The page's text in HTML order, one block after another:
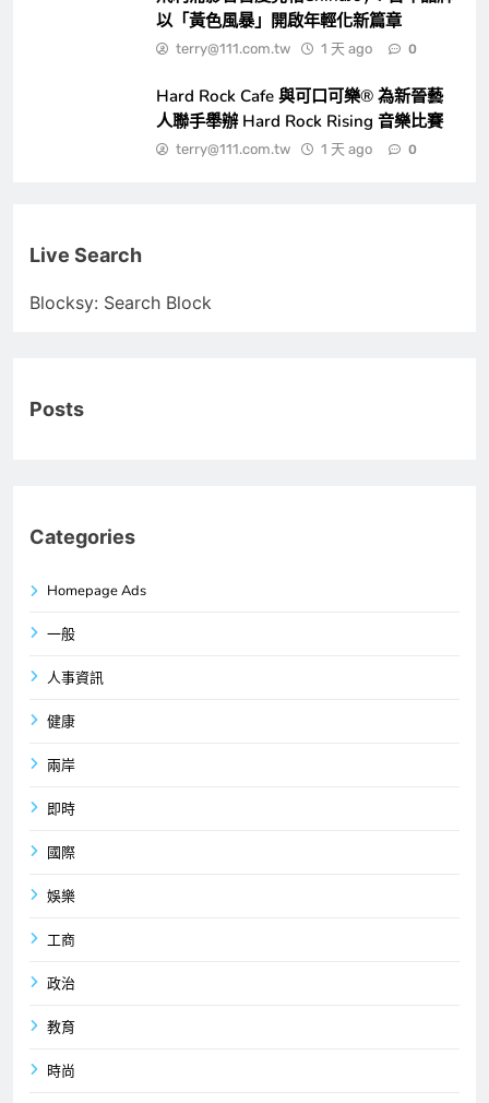
以「黃色風暴」開啟年輕化新篇章
terry@111.com.tw 1 天 ago 0
Hard Rock Cafe 與可口可樂® 為新晉藝
人聯手舉辦 Hard Rock Rising 音樂比賽
terry@111.com.tw 1 天 ago 0
Live Search
Blocksy: Search Block
Posts
Categories
Homepage Ads
一般
人事資訊
健康
兩岸
即時
國際
娛樂
工商
政治
教育
時尚